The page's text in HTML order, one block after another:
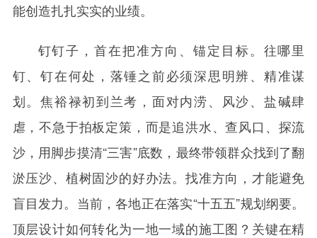
能创造扎扎实实的业绩。
钉钉子，首在把准方向、锚定目标。往哪里
钉、钉在何处，落锤之前必须深思明辨、精准谋
划。焦裕禄初到兰考，面对内涝、风沙、盐碱肆
虐，不急于拍板定策，而是追洪水、查风口、探流
沙，用脚步摸清“三害”底数，最终带领群众找到了翻
淤压沙、植树固沙的好办法。找准方向，才能避免
盲目发力。当前，各地正在落实“十五五”规划纲要。
顶层设计如何转化为一地一域的施工图？关键在精